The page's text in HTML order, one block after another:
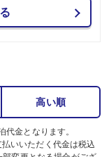
高い順
金となります。
いいただく代金は税込